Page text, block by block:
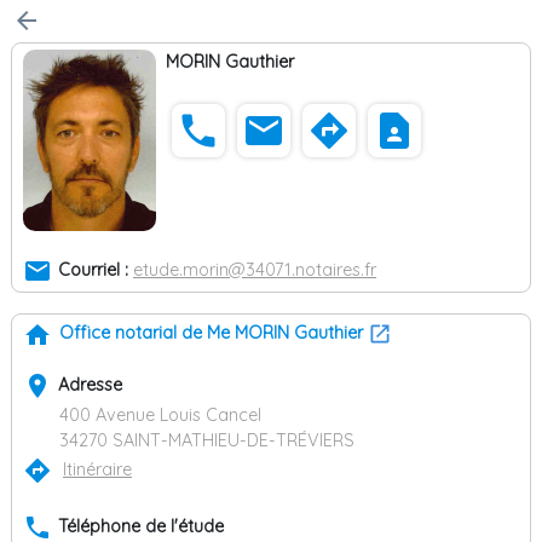
arrow_back
MORIN Gauthier
phone email directions contact_page
email Courriel : etude.morin@34071.notaires.fr
home Office notarial de Me MORIN Gauthier
place Adresse
400 Avenue Louis Cancel
34270 SAINT-MATHIEU-DE-TRÉVIERS
directions Itinéraire
phone Téléphone de l'étude